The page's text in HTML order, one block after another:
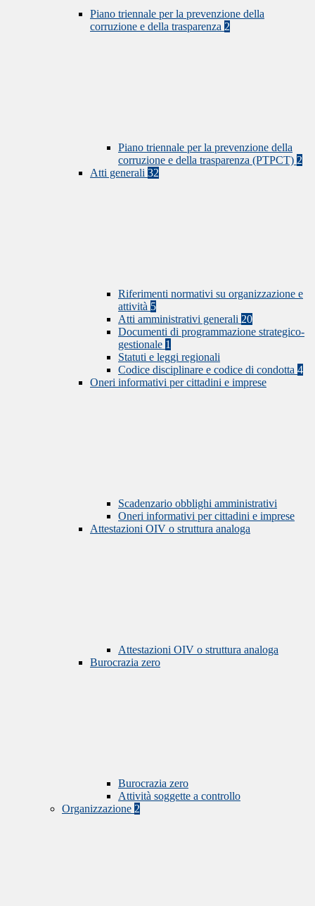
Piano triennale per la prevenzione della
corruzione e della trasparenza 2
Piano triennale per la prevenzione della
corruzione e della trasparenza (PTPCT) 2
Atti generali 32
Riferimenti normativi su organizzazione e
attività 5
Atti amministrativi generali 20
Documenti di programmazione strategico-
gestionale 1
Statuti e leggi regionali
Codice disciplinare e codice di condotta 4
Oneri informativi per cittadini e imprese
Scadenzario obblighi amministrativi
Oneri informativi per cittadini e imprese
Attestazioni OIV o struttura analoga
Attestazioni OIV o struttura analoga
Burocrazia zero
Burocrazia zero
Attività soggette a controllo
Organizzazione 2